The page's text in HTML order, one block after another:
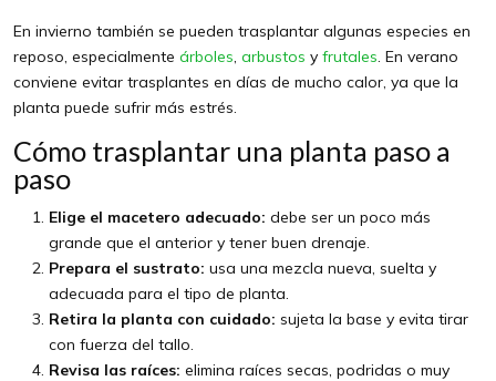
En invierno también se pueden trasplantar algunas especies en
reposo, especialmente árboles arbustos y frutales . En verano
conviene evitar trasplantes en días de mucho calor, ya que la
planta puede sufrir más estrés.
Cómo trasplantar una planta paso a
paso
Elige el macetero adecuado: debe ser un poco más
grande que el anterior y tener buen drenaje.
Prepara el sustrato: usa una mezcla nueva, suelta y
adecuada para el tipo de planta.
Retira la planta con cuidado: sujeta la base y evita tirar
con fuerza del tallo.
Revisa las raíces: elimina raíces secas, podridas o muy